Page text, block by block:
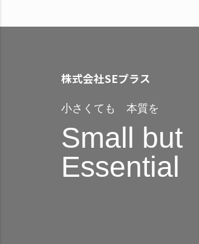
株式会社SEプラス
小さくても 本質を
Small but
Essential